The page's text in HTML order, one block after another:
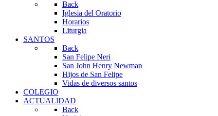
Back
Iglesia del Oratorio
Horarios
Liturgia
SANTOS
Back
San Felipe Neri
San John Henry Newman
Hijos de San Felipe
Vidas de diversos santos
COLEGIO
ACTUALIDAD
Back